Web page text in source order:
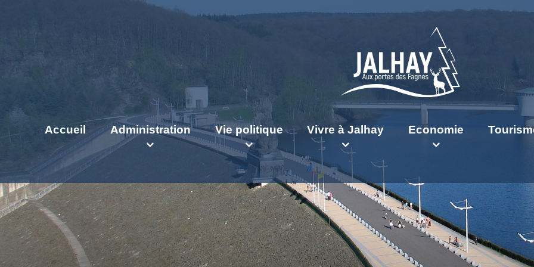
Accueil Administration Vie politique Vivre à Jalhay Economie